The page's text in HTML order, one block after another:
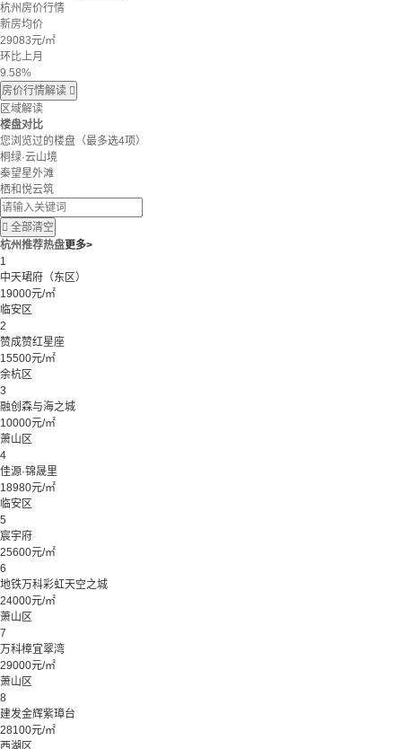
杭州房价行情
新房均价
29083元/㎡
环比上月
9.58%
房价行情解读 
区域解读
楼盘对比
您浏览过的楼盘 （最多选4项）
桐绿·云山境
秦望星外滩
栖和悦云筑
 全部清空
杭州推荐热盘更多>
1
中天珺府（东区）
19000元/㎡
临安区
2
赞成赞红星座
15500元/㎡
余杭区
3
融创森与海之城
10000元/㎡
萧山区
4
佳源·锦晟里
18980元/㎡
临安区
5
宸宇府
25600元/㎡
6
地铁万科彩虹天空之城
24000元/㎡
萧山区
7
万科樟宜翠湾
29000元/㎡
萧山区
8
建发金辉紫璋台
28100元/㎡
西湖区